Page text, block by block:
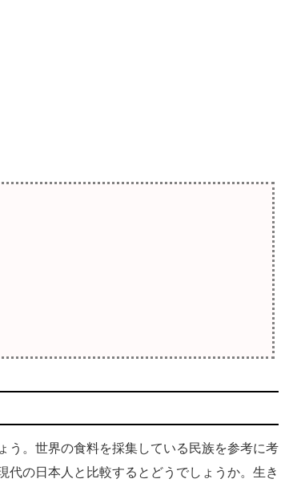
。世界の食料を採集している民族を参考に考
代の日本人と比較するとどうでしょうか。生き